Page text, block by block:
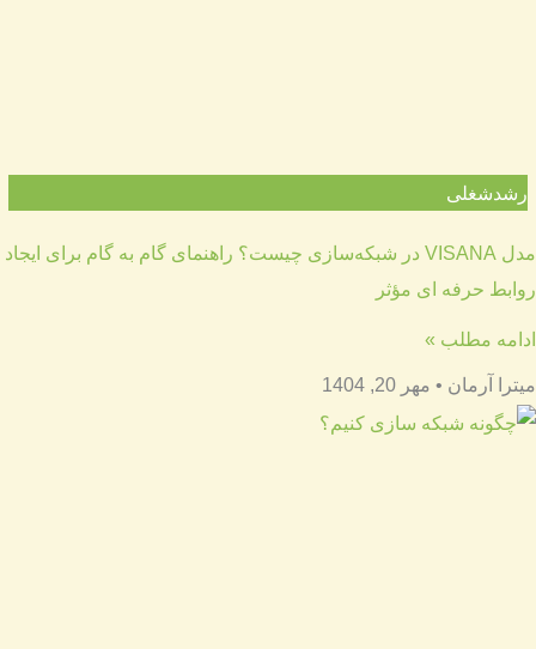
رشدشغلی
مدل VISANA در شبکه‌سازی چیست؟ راهنمای گام به گام برای ایجاد
روابط حرفه ای مؤثر
ادامه مطلب »
میترا آرمان مهر 20, 1404